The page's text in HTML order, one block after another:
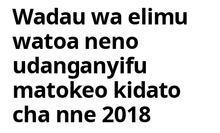
Wadau wa elimu
watoa neno
udanganyifu
matokeo kidato
cha nne 2018